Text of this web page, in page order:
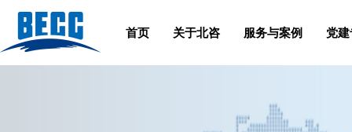
首页 关于北咨 服务与案例 党